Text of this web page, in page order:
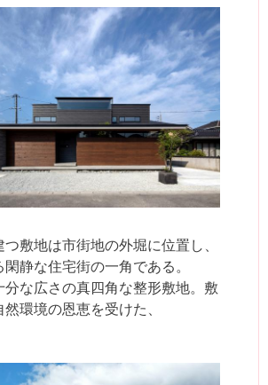
敷地は市街地の外堀に位置し、
静な住宅街の一角である。
分な広さの真四角な整形敷地。敷
環境の恩恵を受けた、